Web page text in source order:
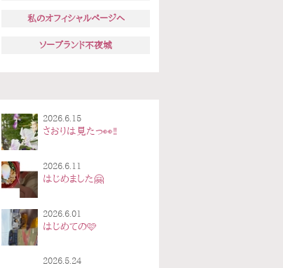
私のオフィシャルページへ
ソープランド不夜城
2026.6.15
さおりは見たっ👀‼️
2026.6.11
はじめました🤗
2026.6.01
はじめての🩷
2026.5.24